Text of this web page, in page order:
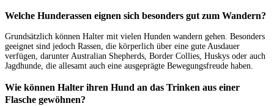
Welche Hunderassen eignen sich besonders gut zum Wandern?
Grundsätzlich können Halter mit vielen Hunden wandern gehen. Besonders
geeignet sind jedoch Rassen, die körperlich über eine gute Ausdauer
verfügen, darunter Australian Shepherds, Border Collies, Huskys oder auch
Jagdhunde, die allesamt auch eine ausgeprägte Bewegungsfreude haben.
Wie können Halter ihren Hund an das Trinken aus einer
Flasche gewöhnen?